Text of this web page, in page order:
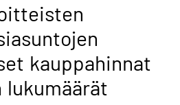
kauppahinnat
lukumäärät